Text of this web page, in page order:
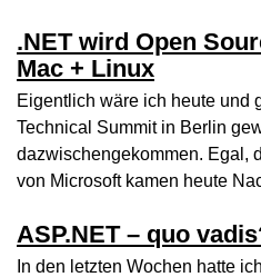
.NET wird Open
Mac + Linux
Eigentlich wäre ich heute und
Technical Summit in Berlin
dazwischengekommen. Egal,
von Microsoft kamen heute
ASP.NET – quo
In den letzten Wochen hatte